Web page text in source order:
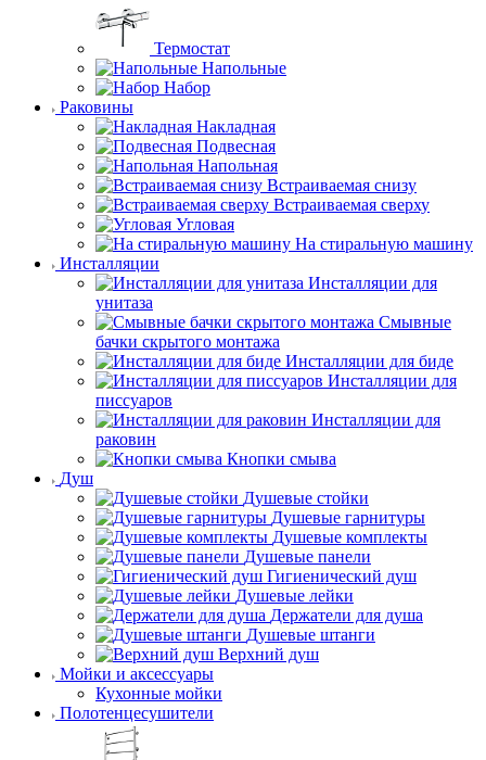
Термостат
Напольные
Набор
Раковины
Накладная
Подвесная
Напольная
Встраиваемая снизу
Встраиваемая сверху
Угловая
На стиральную машину
Инсталляции
Инсталляции для
унитаза
Смывные
бачки скрытого монтажа
Инсталляции для биде
Инсталляции для
писсуаров
Инсталляции для
раковин
Кнопки смыва
Душ
Душевые стойки
Душевые гарнитуры
Душевые комплекты
Душевые панели
Гигиенический душ
Душевые лейки
Держатели для душа
Душевые штанги
Верхний душ
Мойки и аксессуары
Кухонные мойки
Полотенцесушители